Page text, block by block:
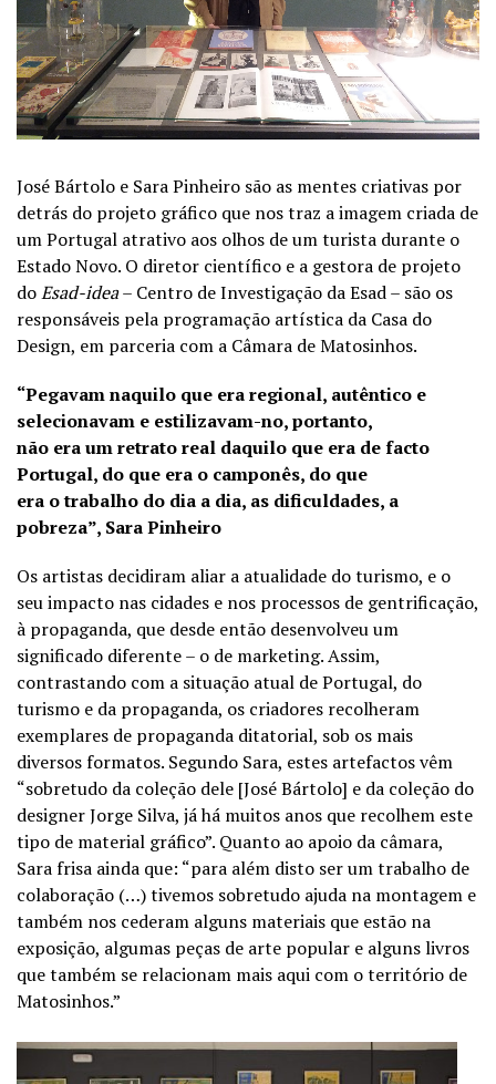
José Bártolo e Sara Pinheiro são as mentes criativas por
detrás do projeto gráfico que nos traz a imagem criada de
um Portugal atrativo aos olhos de um turista durante o
Estado Novo. O diretor científico e a gestora de projeto
doEsad-idea– Centro de Investigação da Esad – são os
responsáveis pela programação artística da Casa do
Design, em parceria com a Câmara de Matosinhos.
“Pegavam naquilo que era regional, autêntico e
selecionavam e estilizavam-no, portanto,
não era um retrato real daquilo que era de facto
Portugal, do que era o camponês, do que
era o trabalho do dia a dia, as dificuldades, a
pobreza”, Sara Pinheiro
Os artistas decidiram aliar a atualidade do turismo, e o
seu impacto nas cidades e nos processos de gentrificação,
à propaganda, que desde então desenvolveu um
significado diferente – o de marketing. Assim,
contrastando com a situação atual de Portugal, do
turismo e da propaganda, os criadores recolheram
exemplares de propaganda ditatorial, sob os mais
diversos formatos. Segundo Sara, estes artefactos vêm
“sobretudo da coleção dele [José Bártolo] e da coleção do
designer Jorge Silva, já há muitos anos que recolhem este
tipo de material gráfico”. Quanto ao apoio da câmara,
Sara frisa ainda que: “para além disto ser um trabalho de
colaboração (…) tivemos sobretudo ajuda na montagem e
também nos cederam alguns materiais que estão na
exposição, algumas peças de arte popular e alguns livros
que também se relacionam mais aqui com o território de
Matosinhos.”